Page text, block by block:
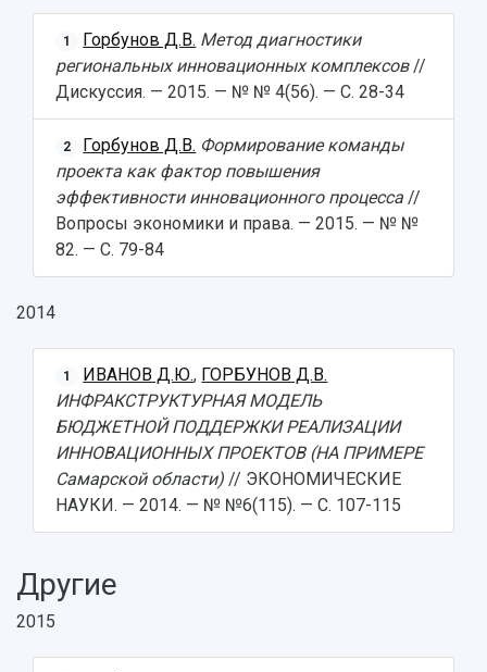
1 Горбунов Д.В. Метод диагностики
региональных инновационных комплексов//
Дискуссия. — 2015. — № № 4(56). — С. 28-34
2 Горбунов Д.В. Формирование команды
проекта как фактор повышения
эффективности инновационного процесса //
Вопросы экономики и права. — 2015. — № №
82. — С. 79-84
2014
1 ИВАНОВ Д.Ю., ГОРБУНОВ Д.В.
ИНФРАКСТРУКТУРНАЯ МОДЕЛЬ
БЮДЖЕТНОЙ ПОДДЕРЖКИ РЕАЛИЗАЦИИ
ИННОВАЦИОННЫХ ПРОЕКТОВ (НА ПРИМЕРЕ
Самарской области) // ЭКОНОМИЧЕСКИЕ
НАУКИ. — 2014. — № №6(115). — С. 107-115
Другие
2015